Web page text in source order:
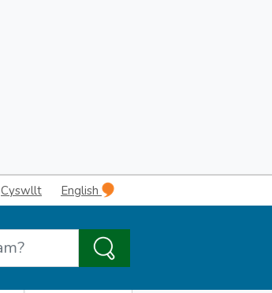
Cyswllt English